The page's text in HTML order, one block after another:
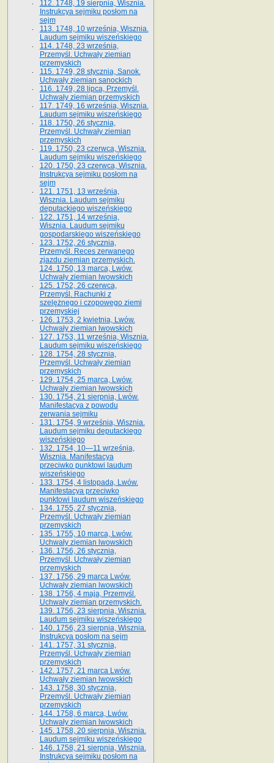
112. 1748, 19 sierpnia, Wisznia.
Instrukcya sejmiku posłom na
sejm
113. 1748, 10 września, Wisznia.
Laudum sejmiku wiszeńskiego
114. 1748, 23 września,
Przemyśl. Uchwały ziemian
przemyskich
115. 1749, 28 stycznia, Sanok.
Uchwały ziemian sanockich
116. 1749, 28 lipca, Przemyśl.
Uchwały ziemian przemyskich
117. 1749, 16 września, Wisznia.
Laudum sejmiku wiszeńskiego
118. 1750, 26 stycznia,
Przemyśl. Uchwały ziemian
przemyskich
119. 1750, 23 czerwca, Wisznia.
Laudum sejmiku wiszeńskiego
120. 1750, 23 czerwca, Wisznia.
Instrukcya sejmiku posłom na
sejm
121. 1751, 13 września,
Wisznia. Laudum sejmiku
deputackiego wiszeńskiego
122. 1751, 14 września,
Wisznia. Laudum sejmiku
gospodarskiego wiszeńskiego
123. 1752, 26 stycznia,
Przemyśl. Reces zerwanego
zjazdu ziemian przemyskich.
124. 1750, 13 marca, Lwów.
Uchwały ziemian lwowskich
125. 1752, 26 czerwca,
Przemyśl. Rachunki z
szelężnego i czopowego ziemi
przemyskiej
126. 1753, 2 kwietnia, Lwów.
Uchwały ziemian lwowskich
127. 1753, 11 września, Wisznia.
Laudum sejmiku wiszeńskiego
128. 1754, 28 stycznia,
Przemyśl. Uchwały ziemian
przemyskich
129. 1754, 25 marca, Lwów.
Uchwały ziemian lwowskich
130. 1754, 21 sierpnia, Lwów.
Manifestacya z powodu
zerwania sejmiku
131. 1754, 9 września, Wisznia.
Laudum sejmiku deputackiego
wiszeńskiego
132. 1754, 10—11 września,
Wisznia. Manifestacya
przeciwko punktowi laudum
wiszeńskiego
133. 1754, 4 listopada, Lwów.
Manifestacya przeciwko
punktowi laudum wiszeńskiego
134. 1755, 27 stycznia,
Przemyśl. Uchwały ziemian
przemyskich
135. 1755, 10 marca, Lwów.
Uchwały ziemian lwowskich
136. 1756, 26 stycznia,
Przemyśl. Uchwały ziemian
przemyskich
137. 1756, 29 marca Lwów.
Uchwały ziemian lwowskich
138. 1756, 4 maja, Przemyśl.
Uchwały ziemian przemyskich.
139. 1756, 23 sierpnia, Wisznia.
Laudum sejmiku wiszeńskiego
140. 1756, 23 sierpnia, Wisznia.
Instrukcya posłom na sejm
141. 1757, 31 stycznia,
Przemyśl. Uchwały ziemian
przemyskich
142. 1757, 21 marca Lwów.
Uchwały ziemian lwowskich
143. 1758, 30 stycznia,
Przemyśl. Uchwały ziemian
przemyskich
144. 1758, 6 marca, Lwów.
Uchwały ziemian lwowskich
145. 1758, 20 sierpnia, Wisznia.
Laudum sejmiku wiszeńskiego
146. 1758, 21 sierpnia, Wisznia.
Instrukcya sejmiku posłom na